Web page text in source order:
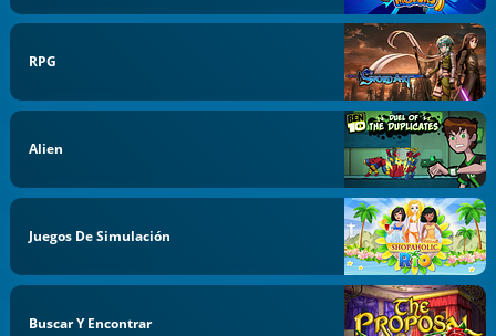
RPG
Alien
Juegos De Simulación
Buscar Y Encontrar